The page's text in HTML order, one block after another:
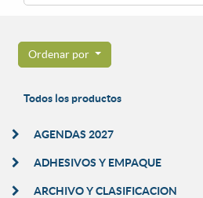
Ordenar por
Todos los productos
AGENDAS 2027
ADHESIVOS Y EMPAQUE
ARCHIVO Y CLASIFICACION